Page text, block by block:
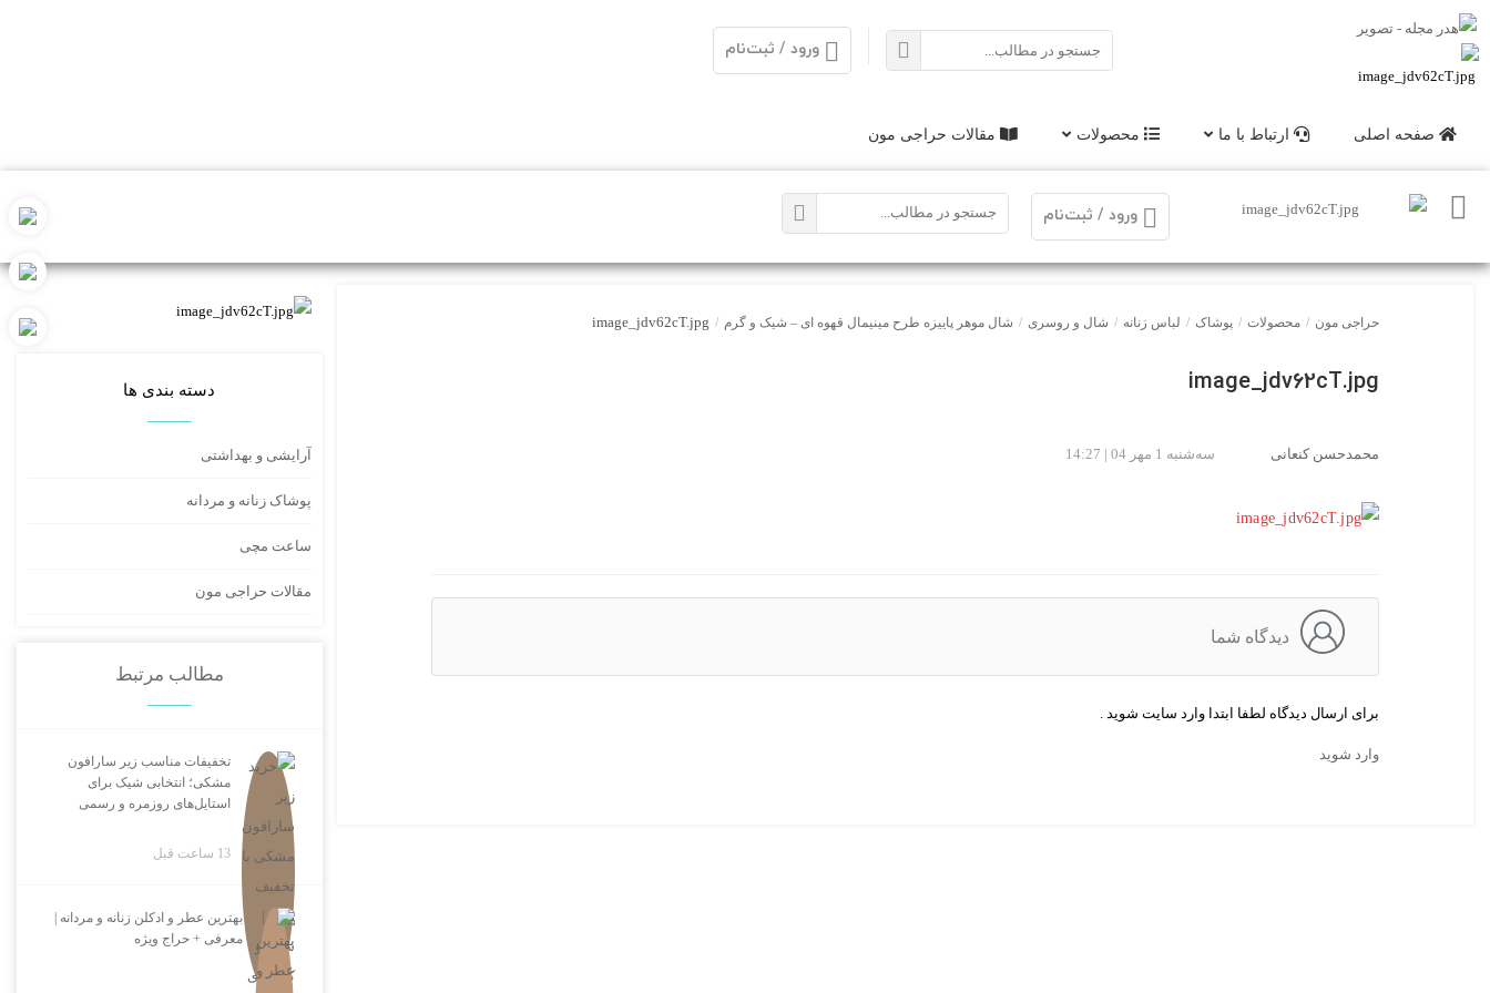
ورود / ثبت‌نام
صفحه اصلی ارتباط با ما محصولات مقالات حراجی مون
ورود / ثبت‌نام
حراجی مون / محصولات / پوشاک / لباس زنانه / شال و روسری / شال موهر پاییزه طرح مینیمال قهوه ای – شیک و گرم /
image_jdv62cT.jpg
image_jdv62cT.jpg
محمدحسن کنعانی سه‌شنبه 1 مهر 04 | 14:27
دیدگاه شما
برای ارسال دیدگاه لطفا ابتدا وارد سایت شوید .
وارد شوید
دسته بندی ها
آرایشی و بهداشتی
پوشاک زنانه و مردانه
ساعت مچی
مقالات حراجی مون
مطالب مرتبط
تخفیفات مناسب زیر سارافون
مشکی؛ انتخابی شیک برای
استایل‌های روزمره و رسمی
13 ساعت قبل
بهترین عطر و ادکلن زنانه و مردانه |
معرفی + حراج ویژه